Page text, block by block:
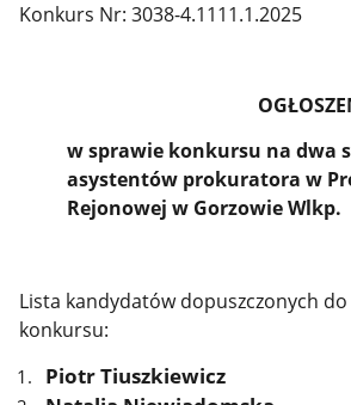
Konkurs Nr: 3038-4.1111.1.2025
w sprawie konkursu na dwa
asystentów prokuratora w
Rejonowej w Gorzowie Wlkp.
Lista kandydatów dopuszczonych
konkursu:
Piotr Tiuszkiewicz